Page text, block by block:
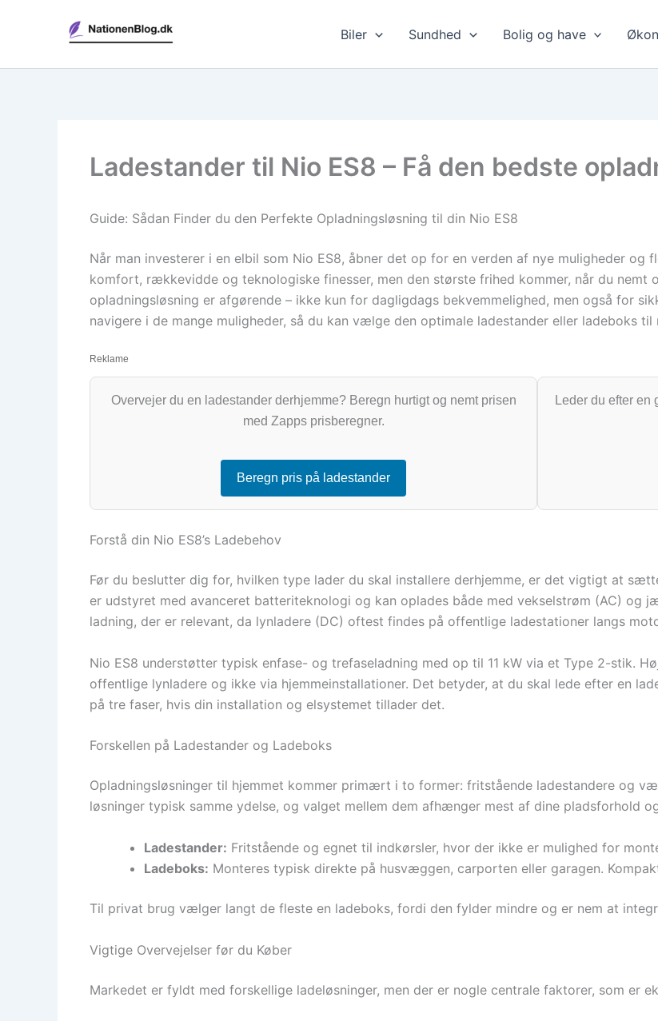
Biler Sundhed Bolig og have
Ladestander til Nio ES8 – Få den bedste
Guide: Sådan Finder du den Perfekte Opladningsløsning til din Nio ES8
Når man investerer i en elbil som Nio ES8, åbner det op for en verden af nye muligheder og
komfort, rækkevidde og teknologiske finesser, men den største frihed kommer, når du nemt
opladningsløsning er afgørende – ikke kun for dagligdags bekvemmelighed, men også for
navigere i de mange muligheder, så du kan vælge den optimale ladestander eller ladeboks til
Reklame
Overvejer du en ladestander derhjemme? Beregn hurtigt og nemt prisen
med Zapps prisberegner.
Beregn pris på ladestander
Leder du efter
Forstå din Nio ES8’s Ladebehov
Før du beslutter dig for, hvilken type lader du skal installere derhjemme, er det vigtigt at
er udstyret med avanceret batteriteknologi og kan oplades både med vekselstrøm (AC) og
ladning, der er relevant, da lynladere (DC) oftest findes på offentlige ladestationer langs
Nio ES8 understøtter typisk enfase- og trefaseladning med op til 11 kW via et Type 2-stik.
offentlige lynladere og ikke via hjemmeinstallationer. Det betyder, at du skal lede efter en
på tre faser, hvis din installation og elsystemet tillader det.
Forskellen på Ladestander og Ladeboks
Opladningsløsninger til hjemmet kommer primært i to former: fritstående ladestandere og
løsninger typisk samme ydelse, og valget mellem dem afhænger mest af dine pladsforhold
Ladestander: Fritstående og egnet til indkørsler, hvor der ikke er mulighed for
Ladeboks: Monteres typisk direkte på husvæggen, carporten eller garagen.
Til privat brug vælger langt de fleste en ladeboks, fordi den fylder mindre og er nem at
Vigtige Overvejelser før du Køber
Markedet er fyldt med forskellige ladeløsninger, men der er nogle centrale faktorer, som er